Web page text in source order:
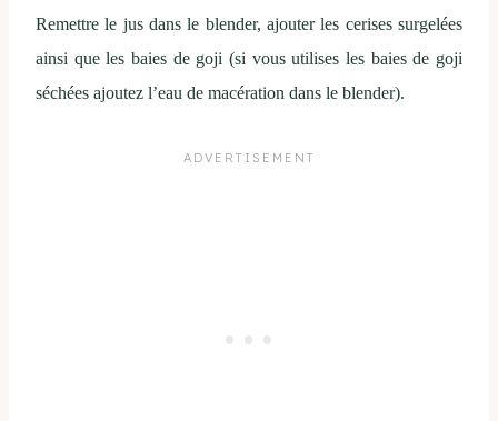
Remettre le jus dans le blender, ajouter les cerises surgelées
ainsi que les baies de goji (si vous utilises les baies de goji
séchées ajoutez l’eau de macération dans le blender).